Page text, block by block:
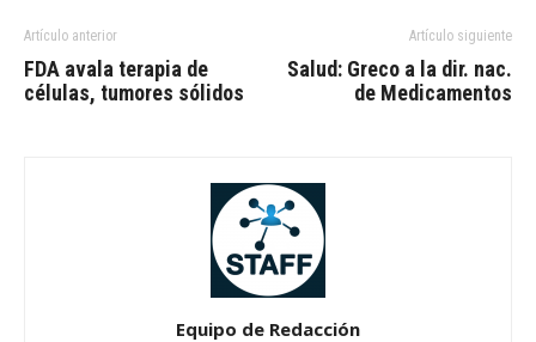
Artículo anterior
FDA avala terapia de
células, tumores sólidos
Artículo siguiente
Salud: Greco a la dir. nac.
de Medicamentos
Equipo de Redacción